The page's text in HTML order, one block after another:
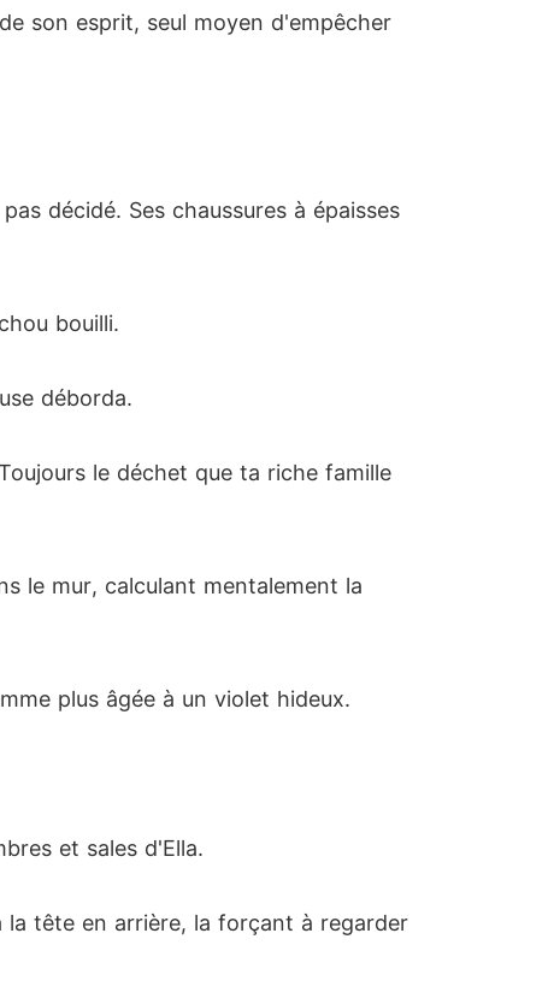
son esprit, seul moyen d'empêcher
décidé. Ses chaussures à épaisses
bouilli.
déborda.
le déchet que ta riche famille
le mur, calculant mentalement la
plus âgée à un violet hideux.
et sales d'Ella.
la tête en arrière, la forçant à regarder